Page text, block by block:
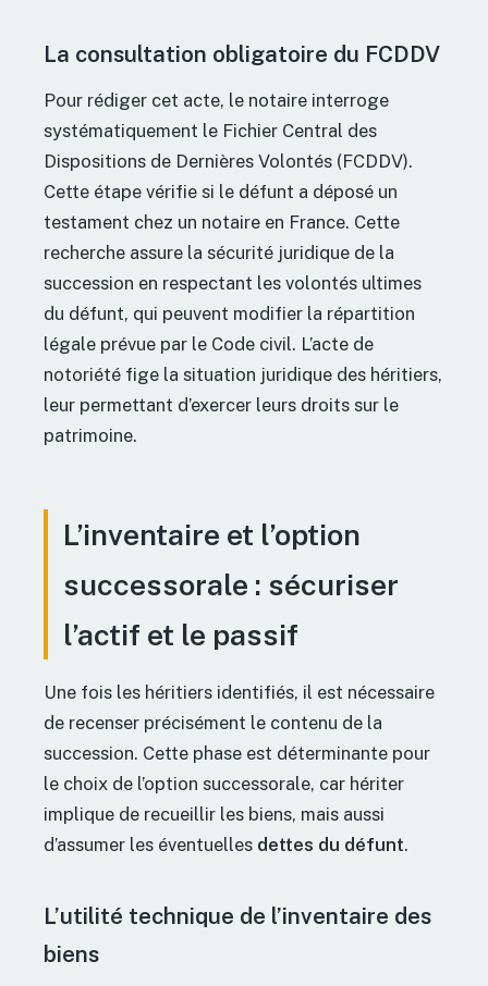
La consultation obligatoire du FCDDV
Pour rédiger cet acte, le notaire interroge
systématiquement le Fichier Central des
Dispositions de Dernières Volontés (FCDDV).
Cette étape vérifie si le défunt a déposé un
testament chez un notaire en France. Cette
recherche assure la sécurité juridique de la
succession en respectant les volontés ultimes
du défunt, qui peuvent modifier la répartition
légale prévue par le Code civil. L’acte de
notoriété fige la situation juridique des héritiers,
leur permettant d’exercer leurs droits sur le
patrimoine.
L’inventaire et l’option
successorale : sécuriser
l’actif et le passif
Une fois les héritiers identifiés, il est nécessaire
de recenser précisément le contenu de la
succession. Cette phase est déterminante pour
le choix de l’option successorale, car hériter
implique de recueillir les biens, mais aussi
d’assumer les éventuelles dettes du défunt.
L’utilité technique de l’inventaire des
biens